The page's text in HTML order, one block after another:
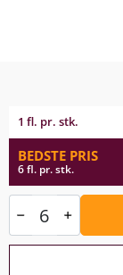
1 fl. pr. stk.
BEDSTE PRIS
6 fl. pr. stk.